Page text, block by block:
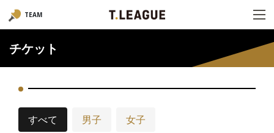
TEAM
チケット
すべて 男子 女子